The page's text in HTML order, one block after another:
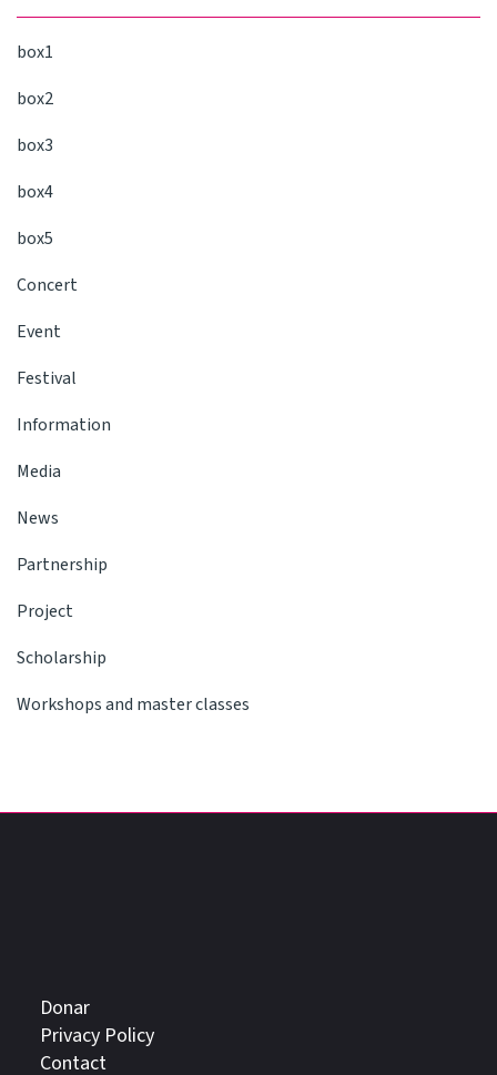
box1
box2
box3
box4
box5
Concert
Event
Festival
Information
Media
News
Partnership
Project
Scholarship
Workshops and master classes
Donar
Privacy Policy
Contact